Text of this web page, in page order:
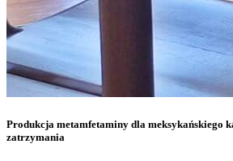
Produkcja metamfetaminy dla meksykańskiego
zatrzymania